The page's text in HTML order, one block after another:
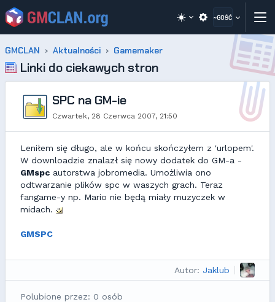
~GOŚĆ
GMCLAN Aktualności Gamemaker
Linki do ciekawych stron
SPC na GM-ie
Czwartek, 28 Czerwca 2007, 21:50
Leniłem się długo, ale w końcu skończyłem z 'urlopem'.
W downloadzie znalazł się nowy dodatek do GM-a -
GMspc autorstwa jobromedia. Umożliwia ono
odtwarzanie plików spc w waszych grach. Teraz
fangame-y np. Mario nie będą miały muzyczek w
midach.
GMSPC
Autor: Jaklub
Polubione przez: 0 osób